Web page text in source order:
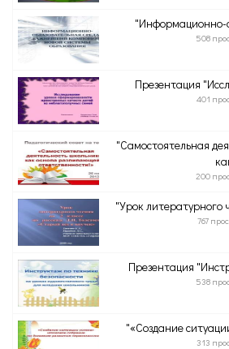
"Информационно-
508
Презентация
401
"Самостоятельная
200
"Урок литературного
767
Презентация
538
"«Создание
313